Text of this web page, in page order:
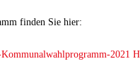
finden Sie hier:
2021